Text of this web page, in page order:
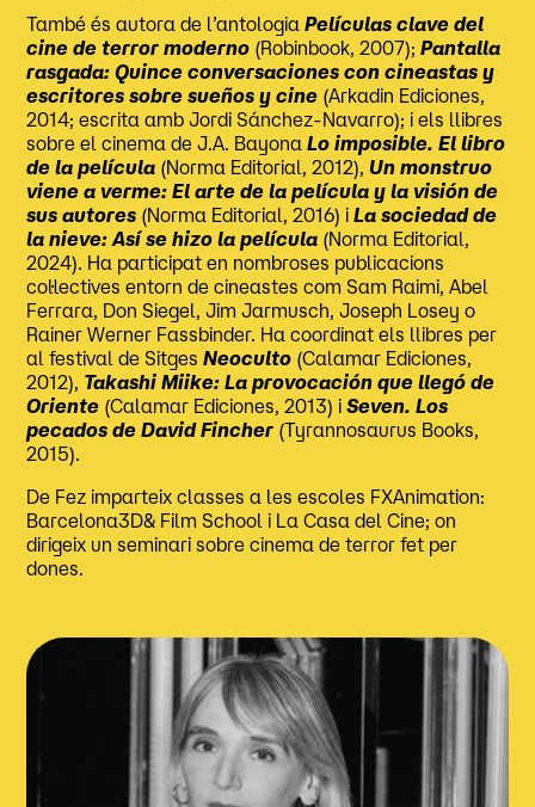
També és autora de l’antologiaPelículas clave del
cine de terror moderno (Robinbook, 2007);Pantalla
rasgada: Quince conversaciones con cineastas y
escritores sobre sueños y cine (Arkadin Ediciones,
2014; escrita amb Jordi Sánchez-Navarro); i els llibres
sobre el cinema de J.A. BayonaLo imposible. El libro
de la película (Norma Editorial, 2012), Un monstruo
viene a verme: El arte de la película y la visión de
sus autores (Norma Editorial, 2016) iLa sociedad de
la nieve: Así se hizo la película (Norma Editorial,
2024). Ha participat en nombroses publicacions
col·lectives entorn de cineastes com Sam Raimi, Abel
Ferrara, Don Siegel, Jim Jarmusch, Joseph Losey o
Rainer Werner Fassbinder. Ha coordinat els llibres per
al festival de SitgesNeoculto (Calamar Ediciones,
2012), Takashi Miike: La provocación que llegó de
Oriente (Calamar Ediciones, 2013) iSeven. Los
pecados de David Fincher (Tyrannosaurus Books,
2015).
De Fez imparteix classes a les escoles FXAnimation:
Barcelona3D& Film School i La Casa del Cine; on
dirigeix un seminari sobre cinema de terror fet per
dones.